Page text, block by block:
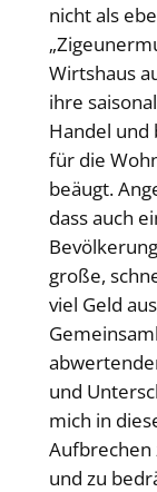
nicht als
Wirtshaus
ihre
Handel und
für die
beäugt.
dass auch
große,
viel Geld
und
mich in
Aufbrechen
und zu